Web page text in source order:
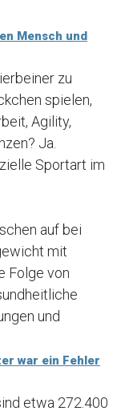
Mensch und
zu
spielen,
Agility,
Ja.
Sportart im
auf bei
mit
Folge von
und
war ein Fehler
etwa 272.400